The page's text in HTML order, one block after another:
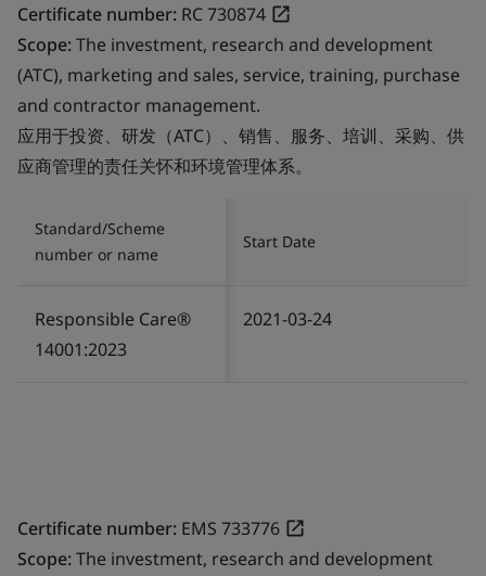
Certificate number: RC 730874
Scope:The investment, research and development
(ATC), marketing and sales, service, training, purchase
and contractor management.
应用于投资、研发（ATC）、销售、服务、培训、采购、供
应商管理的责任关怀和环境管理体系。
Standard/Scheme
number or name
Start Date
Responsible Care®
14001:2023
2021-03-24
Certificate number: EMS 733776
Scope:The investment, research and development